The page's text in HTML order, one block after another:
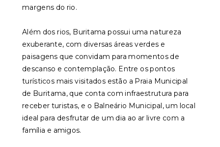
margens do rio.
Além dos rios, Buritama possui uma natureza
exuberante, com diversas áreas verdes e
paisagens que convidam para momentos de
descanso e contemplação. Entre os pontos
turísticos mais visitados estão a Praia Municipal
de Buritama, que conta com infraestrutura para
receber turistas, e o Balneário Municipal, um local
ideal para desfrutar de um dia ao ar livre com a
família e amigos.